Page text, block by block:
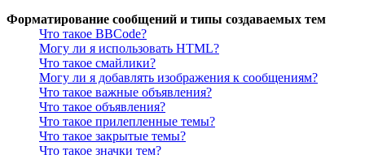
Форматирование сообщений и типы создаваемых тем
Что такое BBCode?
Могу ли я использовать HTML?
Что такое смайлики?
Могу ли я добавлять изображения к сообщениям?
Что такое важные объявления?
Что такое объявления?
Что такое прилепленные темы?
Что такое закрытые темы?
Что такое значки тем?